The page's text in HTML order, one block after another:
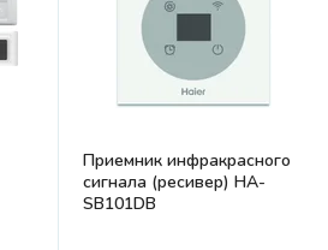
Приемник инфракрасного
сигнала (ресивер) HA-
SB101DB